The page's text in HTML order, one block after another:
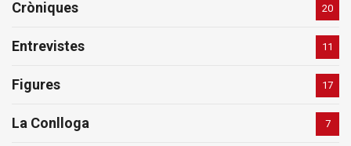
Cròniques 20
Entrevistes 11
Figures 17
La Conlloga 7